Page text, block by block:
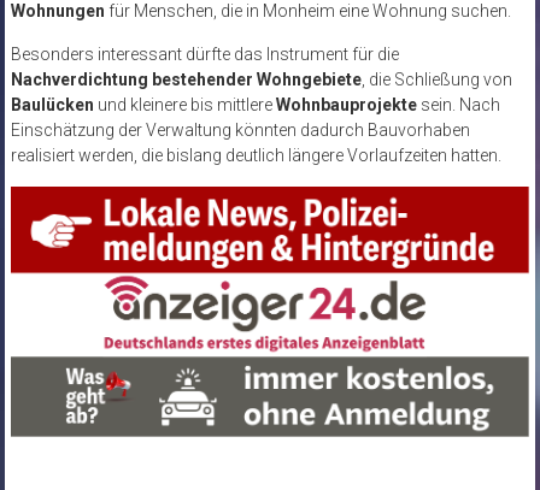
Wohnungen für Menschen, die in Monheim eine Wohnung suchen.
Besonders interessant dürfte das Instrument für die
Nachverdichtung bestehender Wohngebiete, die Schließung von
Baulücken und kleinere bis mittlereWohnbauprojektesein. Nach
Einschätzung der Verwaltung könnten dadurch Bauvorhaben
realisiert werden, die bislang deutlich längere Vorlaufzeiten hatten.